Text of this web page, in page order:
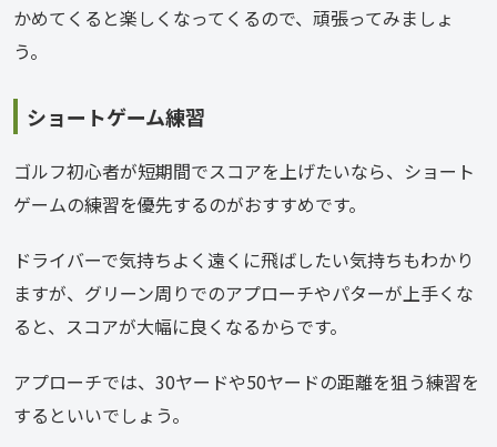
かめてくると楽しくなってくるので、頑張ってみましょ
う。
ショートゲーム練習
ゴルフ初心者が短期間でスコアを上げたいなら、ショート
ゲームの練習を優先するのがおすすめです。
ドライバーで気持ちよく遠くに飛ばしたい気持ちもわかり
ますが、グリーン周りでのアプローチやパターが上手くな
ると、スコアが大幅に良くなるからです。
アプローチでは、30ヤードや50ヤードの距離を狙う練習を
するといいでしょう。